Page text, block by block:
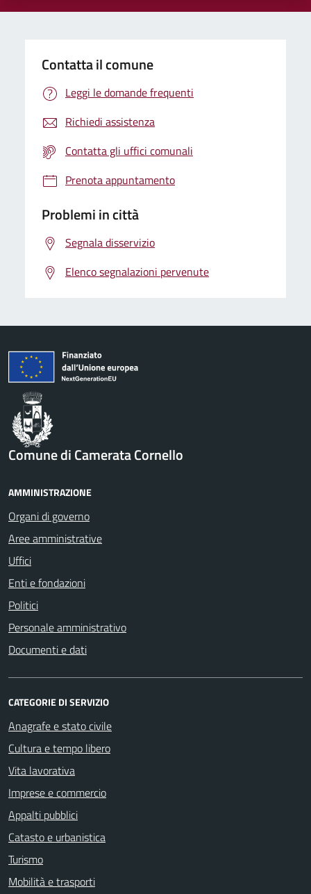
Contatta il comune
Leggi le domande frequenti
Richiedi assistenza
Contatta gli uffici comunali
Prenota appuntamento
Problemi in città
Segnala disservizio
Elenco segnalazioni pervenute
Comune di Camerata Cornello
AMMINISTRAZIONE
Organi di governo
Aree amministrative
Uffici
Enti e fondazioni
Politici
Personale amministrativo
Documenti e dati
CATEGORIE DI SERVIZIO
Anagrafe e stato civile
Cultura e tempo libero
Vita lavorativa
Imprese e commercio
Appalti pubblici
Catasto e urbanistica
Turismo
Mobilità e trasporti